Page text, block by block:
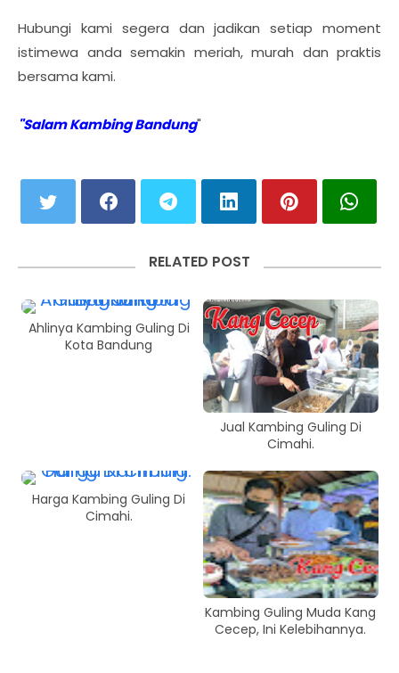
Hubungi kami segera dan jadikan setiap moment
istimewa anda semakin meriah, murah dan praktis
bersama kami.
"Salam Kambing Bandung"
RELATED POST
Ahlinya Kambing Guling Di
Kota Bandung
Jual Kambing Guling Di
Cimahi.
Harga Kambing Guling Di
Cimahi.
Kambing Guling Muda Kang
Cecep, Ini Kelebihannya.